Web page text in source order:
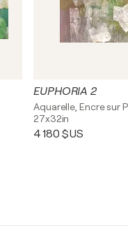
EUPHORIA 2
Aquarelle, Encre sur
27x32in
4 180 $US